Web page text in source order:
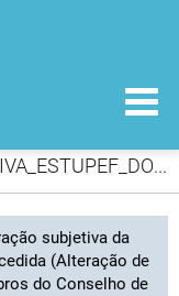
MINUTA_4_ALTERACAO SUBJETIVA_ESTUPEF_DOCS.doc
subjetiva da
(Alteração de
do Conselho de